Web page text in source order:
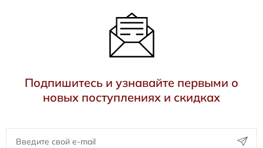
Подпишитесь и узнавайте первыми о
новых поступлениях и скидках